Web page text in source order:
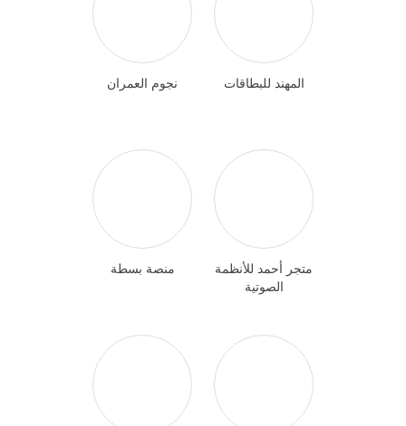
المهند للبطاقات نجوم العمران
متجر أحمد للأنظمة
الصوتية
منصة بسطة